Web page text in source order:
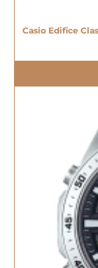
Casio Edifice